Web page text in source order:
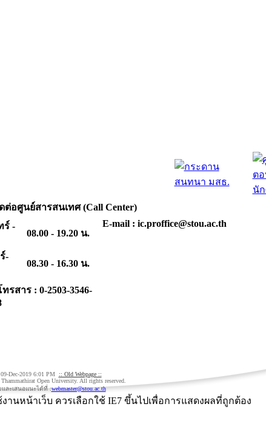
อศูนย์สารสนเทศ (Call Center)
ร์ -
08.00 - 19.20 น.
-
08.30 - 16.30 น.
E-mail : ic.proffice@stou.ac.th
ทรสาร : 0-2503-3546-
09-Dec-2019 6:01 PM
:: Old Webpage ::
Open University. All rights reserved.
ละเสนอแนะได้ที่ :webmaster@stou.ac.th
านหน้าเว็บ ควรเลือกใช้ IE7 ขึ้นไปเพื่อการแสดงผลที่ถูกต้อง